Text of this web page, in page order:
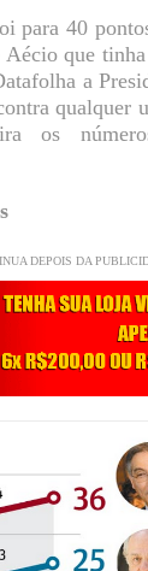
para 40
Aécio que
a
qualquer
os
DEPOIS DA